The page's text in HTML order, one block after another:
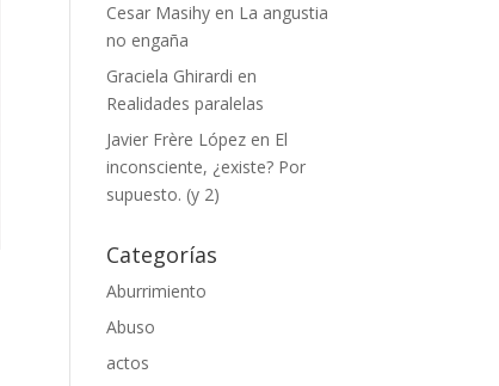
Cesar Masihy en La angustia
no engaña
Graciela Ghirardi en
Realidades paralelas
Javier Frère López en El
inconsciente, ¿existe? Por
supuesto. (y 2)
Categorías
Aburrimiento
Abuso
actos